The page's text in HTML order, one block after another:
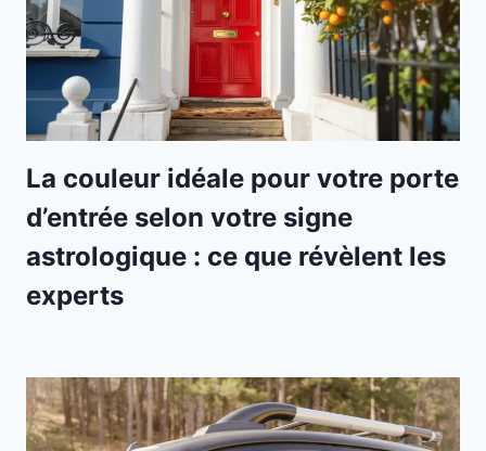
La couleur idéale pour votre porte
d’entrée selon votre signe
astrologique : ce que révèlent les
experts